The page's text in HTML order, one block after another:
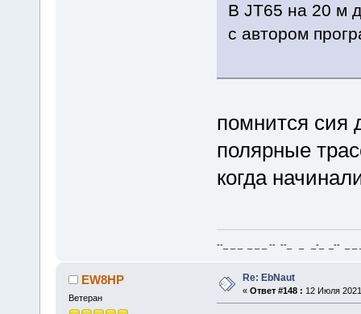
В JT65 на 20 м
с автором
помнится сия
полярные
когда
--_ _ _ _ _ _ -- --_ _ _-_ _-- _ _
EW8HP
Ветеран
Re: EbNaut
« Ответ #148 : 12 Июля